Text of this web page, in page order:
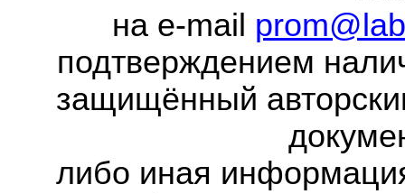
на e-mail
подтверждением
защищённый
либо иная